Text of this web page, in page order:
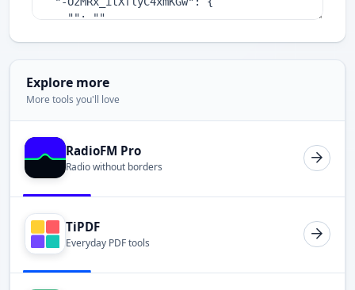
Explore more
More tools you'll love
RadioFM Pro
Radio without borders
TiPDF
Everyday PDF tools